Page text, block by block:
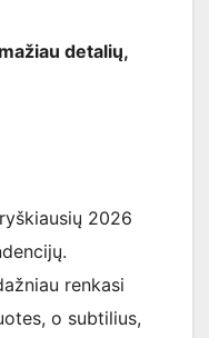
detalių,
2026
renkasi
o subtilius,